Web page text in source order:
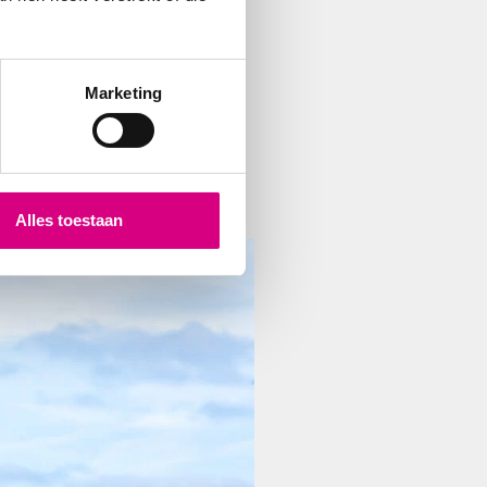
Marketing
Alles toestaan
straten of gebouwen
en actueel is, met